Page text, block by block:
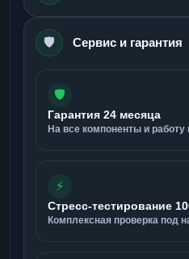
🛡️ Сервис и гарантия
🛡️
Гарантия 24 месяца
На все компоненты и работу
⚡
Стресс-тестирование
Комплексная проверка под